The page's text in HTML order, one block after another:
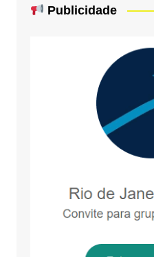
Publicidade